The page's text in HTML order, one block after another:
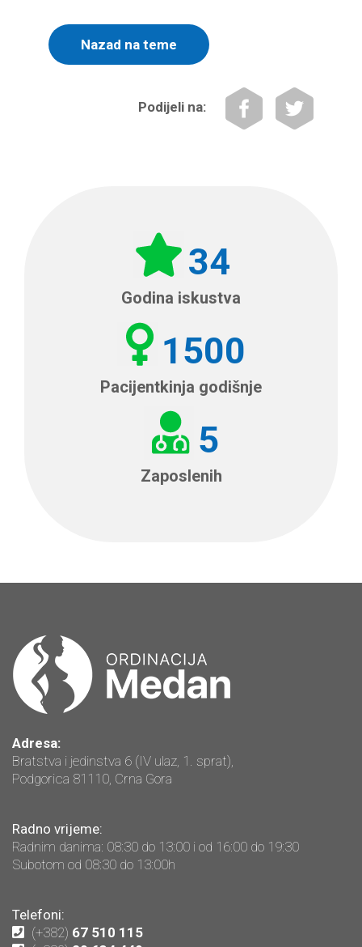
Nazad na teme
Podijeli na:
34
Godina iskustva
1500
Pacijentkinja godišnje
5
Zaposlenih
Adresa:
Bratstva i jedinstva 6 (IV ulaz, 1. sprat),
Podgorica 81110, Crna Gora
Radno vrijeme:
Radnim danima: 08:30 do 13:00 i od 16:00 do 19:30
Subotom od 08:30 do 13:00h
Telefoni:
(+382) 67 510 115